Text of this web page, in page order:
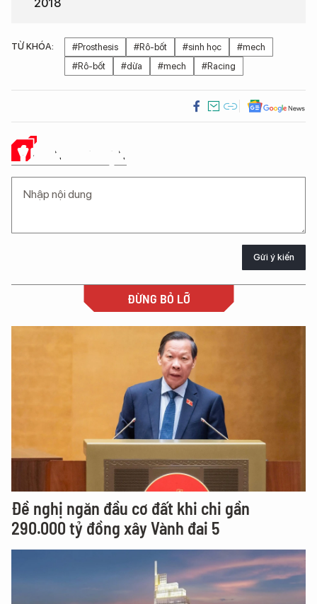
2018
TỪ KHÓA: #Prosthesis #Rô-bốt #sinh học
#mech
#Rô-bốt
#dừa #mech #Racing
Ý KIẾN CỦA BẠN
Gửi ý kiến
ĐỪNG BỎ LỠ
Đề nghị ngăn đầu cơ đất khi chi gần
290.000 tỷ đồng xây Vành đai 5